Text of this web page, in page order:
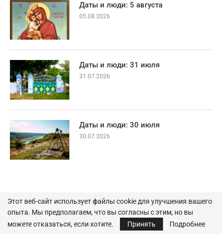
Даты и люди: 5 августа
05.08.2026
Даты и люди: 31 июля
31.07.2026
Даты и люди: 30 июля
30.07.2026
Этот веб-сайт использует файлы cookie для улучшения вашего
опыта. Мы предполагаем, что вы согласны с этим, но вы
можете отказаться, если хотите.
Принять Подробнее